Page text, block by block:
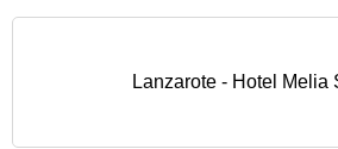
Lanzarote - Hotel Melia